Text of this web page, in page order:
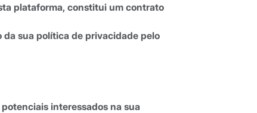
plataforma, constitui um contrato
da sua política de privacidade pelo
interessados na sua